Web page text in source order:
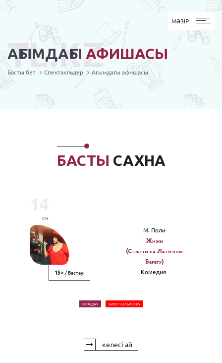
MӘЗІР
МӘЗІР
АҒЫМДАҒЫ АФИШАСЫ
TL.KZ
Басты бет Спектакльдер Ағымдағы афишасы
БАСТЫ САХНА
сн
15+ / Бастау:
М. Поли
Жижи
(Страсти на Лазурном
Берегу)
Комедия
БРОНДАУ БИЛЕТ САТЫП АЛУ
келесі ай